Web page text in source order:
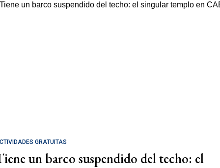
GRATUITAS
un barco suspendido del techo: el